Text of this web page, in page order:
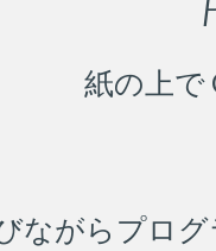
紙の上で
ながらプロ